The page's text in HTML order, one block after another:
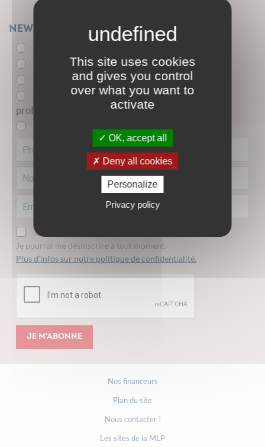
Newsletter
- de 26 ans
+ de 26 ans
Acteur.trice de l'insertion sociale et
professionnelle
Je consens à recevoir la lettre d'information.
Je pourrai me désinscrire à tout moment.
Plus d’infos sur notre politique de confidentialité.
Je m'abonne
Nos financeurs
Plan du site
Nous contacter !
Les sites de la MLP
This site uses cookies
and gives you control
over what you want to
activate
OK, accept all
Deny all cookies
Personalize
Privacy policy